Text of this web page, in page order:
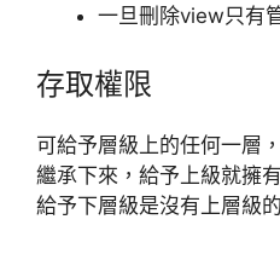
一旦刪除view只有
存取權限
可給予層級上的任何一層
繼承下來，給予上級就擁
給予下層級是沒有上層級